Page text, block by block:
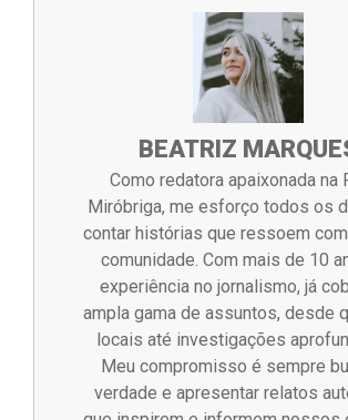
BEATRIZ
Como redatora apaixonada na
Miróbriga, me esforço todos os
contar histórias que ressoem
comunidade. Com mais de 10
experiência no jornalismo, já
ampla gama de assuntos, desde
locais até investigações
Meu compromisso é sempre
verdade e apresentar relatos